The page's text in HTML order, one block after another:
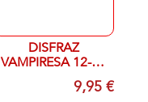
DISFRAZ
VAMPIRESA 12-24
9,95 €